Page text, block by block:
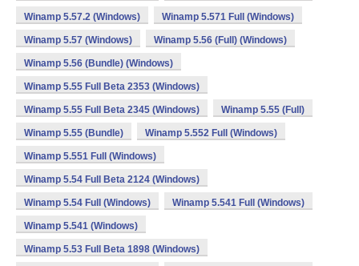
Winamp 5.57.2 (Windows) Winamp 5.571 Full (Windows)
Winamp 5.57 (Windows) Winamp 5.56 (Full) (Windows)
Winamp 5.56 (Bundle) (Windows)
Winamp 5.55 Full Beta 2353 (Windows)
Winamp 5.55 Full Beta 2345 (Windows) Winamp 5.55 (Full)
Winamp 5.55 (Bundle) Winamp 5.552 Full (Windows)
Winamp 5.551 Full (Windows)
Winamp 5.54 Full Beta 2124 (Windows)
Winamp 5.54 Full (Windows) Winamp 5.541 Full (Windows)
Winamp 5.541 (Windows)
Winamp 5.53 Full Beta 1898 (Windows)